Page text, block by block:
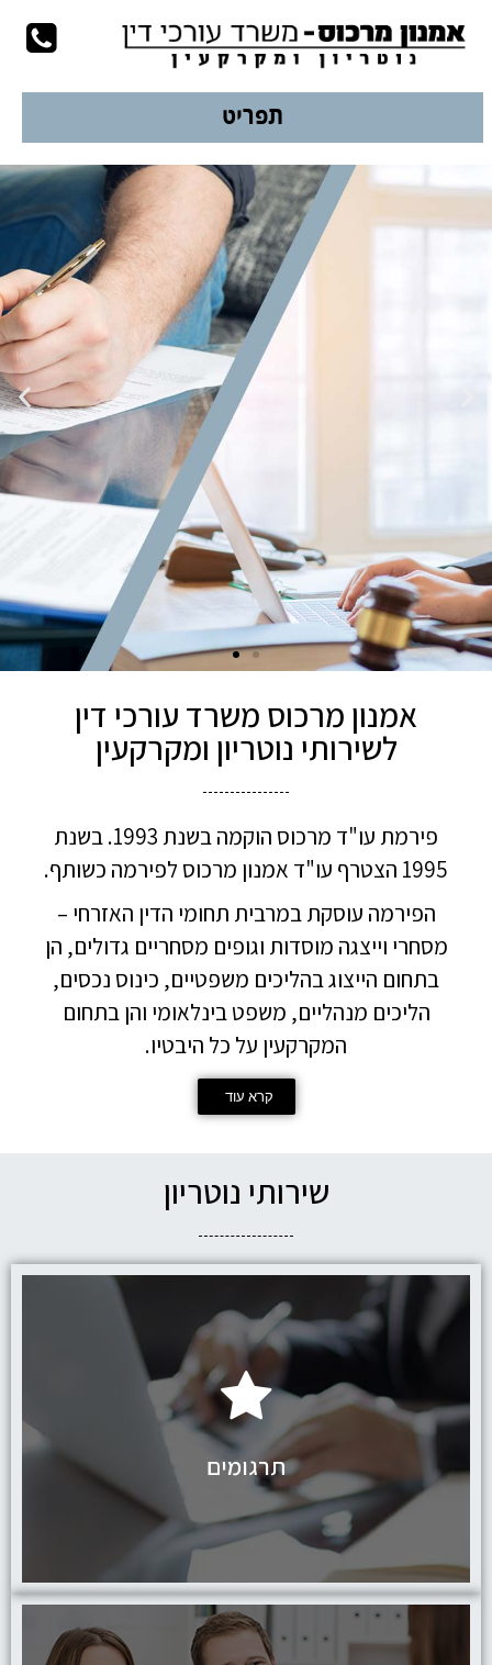
עמוד הבית
לשיחת יעוץ
077-9978924
תפריט
אמנון מרכוס משרד עורכי דין
לשירותי נוטריון ומקרקעין
פירמת עו"ד מרכוס הוקמה בשנת 1993. בשנת
1995 הצטרף עו"ד אמנון מרכוס לפירמה כשותף.
הפירמה עוסקת במרבית תחומי הדין האזרחי –
מסחרי וייצגה מוסדות וגופים מסחריים גדולים, הן
בתחום הייצוג בהליכים משפטיים, כינוס נכסים,
הליכים מנהליים, משפט בינלאומי והן בתחום
המקרקעין על כל היבטיו.
קרא עוד
שירותי נוטריון
תרגומים
לחץ כאן